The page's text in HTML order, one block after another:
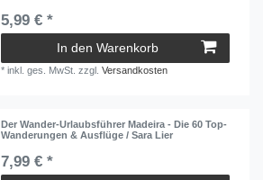
5,99 € *
In den Warenkorb
*inkl. ges. MwSt. zzgl.Versandkosten
Der Wander-Urlaubsführer Madeira - Die 60 Top-
Wanderungen & Ausflüge / Sara Lier
7,99 € *